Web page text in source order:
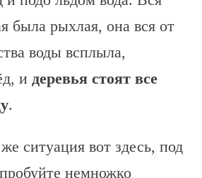
была рыхлая, она вся от
воды всплыла,
и деревья стоят все
.
ситуация вот здесь, под
немножко